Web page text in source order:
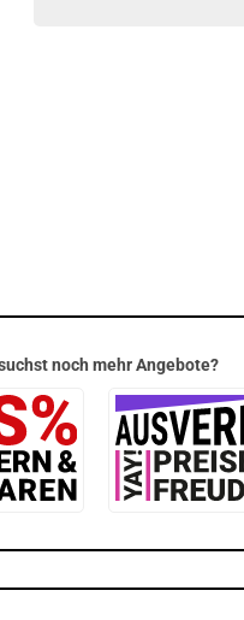
noch mehr Angebote?